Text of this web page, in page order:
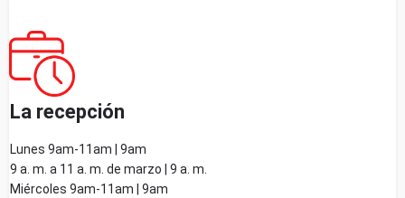
La recepción
Lunes 9am-11am | 9am
9 a. m. a 11 a. m. de marzo | 9 a. m.
Miércoles 9am-11am | 9am